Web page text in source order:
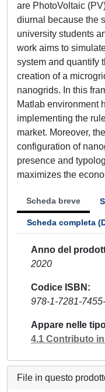
are PhotoVoltaic
diurnal because the
university students
work aims to
system and quantify
creation of a
nanogrids. In this
Matlab environment
implementing the
market. Moreover,
configuration of
presence and
maximizes the
Scheda breve
Scheda completa
Anno del
2020
Codice ISBN
978-1-7281-
Appare nelle
4.1 Contributo
File in questo